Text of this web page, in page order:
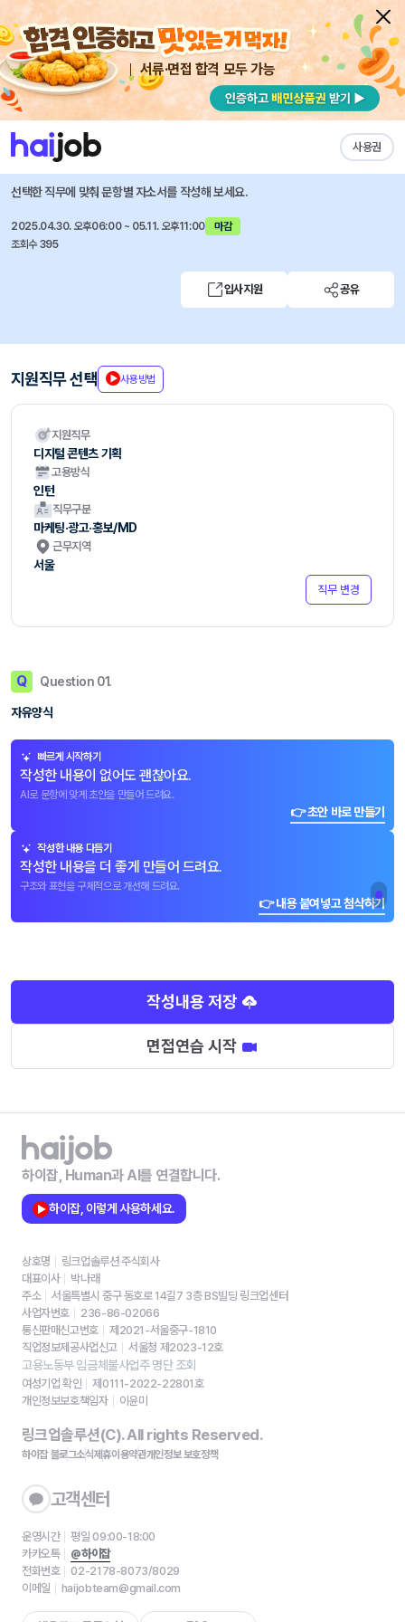
서류·면접 합격 모두 가능
사용권
채용공고 자소서 자유항목 자소서 내 작성목록
LG생활건강 즐겨찾기
콘텐츠 크리에이터 체험형 인턴 채용
선택한 직무에 맞춰 문항별 자소서를 작성해 보세요.
2025.04.30. 오후06:00 ~ 05.11. 오후11:00
마감
조회수 395
입사지원 공유
지원직무 선택 사용방법
지원직무
디지털 콘텐츠 기획
고용방식
인턴
직무구분
마케팅·광고·홍보/MD
근무지역
서울
직무 변경
Q Question 01.
자유양식
빠르게 시작하기
작성한 내용이 없어도 괜찮아요.
AI로 문항에 맞게 초안을 만들어 드려요.
👉 초안 바로 만들기
작성한 내용 다듬기
작성한 내용을 더 좋게 만들어 드려요.
구조와 표현을 구체적으로 개선해 드려요.
👉 내용 붙여넣고 첨삭하기
작성내용 저장
면접연습 시작
하이잡, Human과 AI를 연결합니다.
하이잡, 이렇게 사용하세요.
상호명
링크업솔루션 주식회사
대표이사
박나래
주소
서울특별시 중구 동호로 14길7 3층 BS빌딩 링크업센터
사업자번호
236-86-02066
통신판매신고번호
제2021-서울중구-1810
직업정보제공사업신고
서울청 제2023-12호
고용노동부 임금체불사업주 명단 조회
여성기업 확인
제0111-2022-22801호
개인정보보호책임자
이윤미
링크업솔루션(C). All rights Reserved.
하이잡 블로그소식제휴이용약관개인정보 보호정책
고객센터
운영시간
평일 09:00-18:00
카카오톡
@하이잡
전화번호
02-2178-8073/8029
이메일
haijobteam@gmail.com